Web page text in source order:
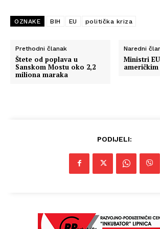
OZNAKE BIH EU politička kriza
Prethodni članak
Štete od poplava u
Sanskom Mostu oko 2,2
miliona maraka
Naredni
Ministri
PODIJELI: